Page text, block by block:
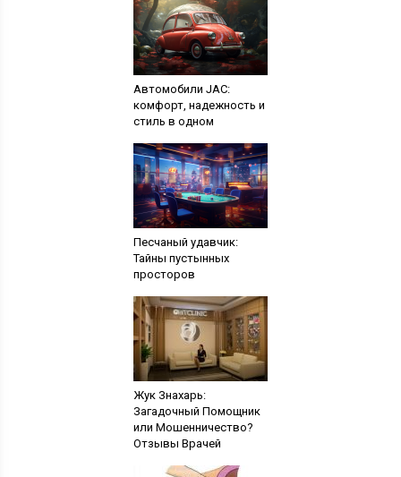
Автомобили JAC:
комфорт, надежность и
стиль в одном
Песчаный удавчик:
Тайны пустынных
просторов
Жук Знахарь:
Загадочный Помощник
или Мошенничество?
Отзывы Врачей